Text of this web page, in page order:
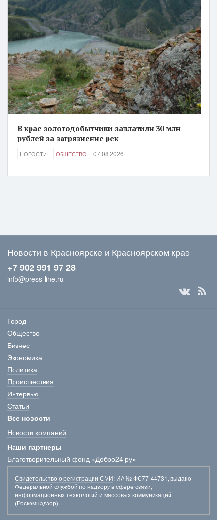
В крае золотодобытчики заплатили 30 млн
рублей за загрязнение рек
НОВОСТИ ОБЩЕСТВО 07.08.2026
Новости в Красноярске и Красноярском крае
+7 902 991 97 28
info@press-line.ru
Город
Общество
Бизнес
Экономика
Политика
Происшествия
Интервью
Статьи
Все новости
Новости компаний
Наши партнеры
Благотворительный фонд «Добро24.ру»
Свидетельство о регистрации СМИ: ИА № ФС77-44731, выдано
Федеральной службой по надзору в сфере связи,
информационных технологий и массовых коммуникаций
(Роскомнадзор).